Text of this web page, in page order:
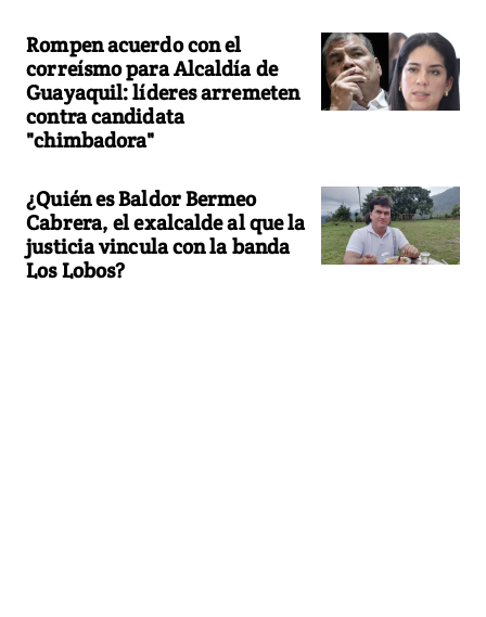
Rompen acuerdo con el
correísmo para Alcaldía de
Guayaquil: líderes arremeten
contra candidata
"chimbadora"
¿Quién es Baldor Bermeo
Cabrera, el exalcalde al que la
justicia vincula con la banda
Los Lobos?